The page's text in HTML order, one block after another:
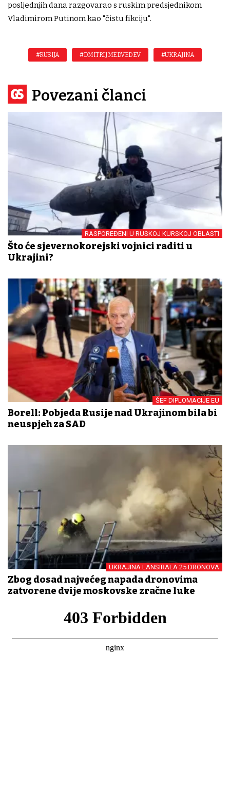
posljednjih dana razgovarao s ruskim predsjednikom
Vladimirom Putinom kao "čistu fikciju".
#RUSIJA #DMITRIJ MEDVEDEV #UKRAJINA
Povezani članci
RASPOREĐENI U RUSKOJ KURSKOJ OBLASTI
Što će sjevernokorejski vojnici raditi u
Ukrajini?
ŠEF DIPLOMACIJE EU
Borell: Pobjeda Rusije nad Ukrajinom bila bi
neuspjeh za SAD
UKRAJINA LANSIRALA 25 DRONOVA
Zbog dosad najvećeg napada dronovima
zatvorene dvije moskovske zračne luke